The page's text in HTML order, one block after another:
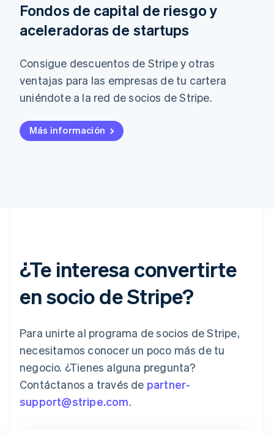
Fondos de capital de riesgo y
aceleradoras de startups
Consigue descuentos de Stripe y otras
ventajas para las empresas de tu cartera
uniéndote a la red de socios de Stripe.
Más información
¿Te interesa convertirte
en socio de Stripe?
Para unirte al programa de socios de Stripe,
necesitamos conocer un poco más de tu
negocio. ¿Tienes alguna pregunta?
Contáctanos a través de partner-
support@stripe.com.